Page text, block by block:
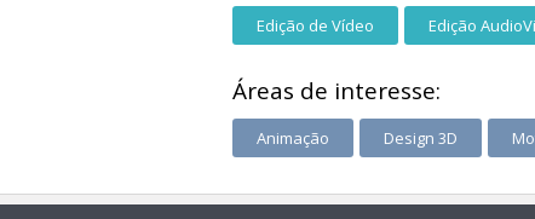
Edição de Vídeo Edição
Áreas de interesse:
Animação Design 3D